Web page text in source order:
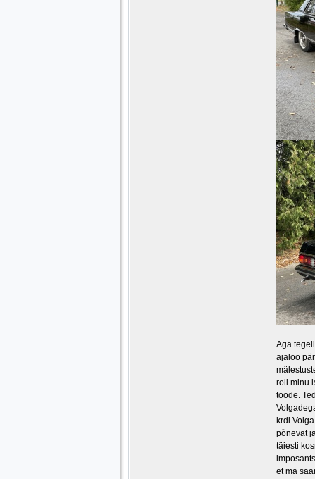
Aga
ajaloo
roll minu
toode.
krdi
põnevat
täiesti
et ma